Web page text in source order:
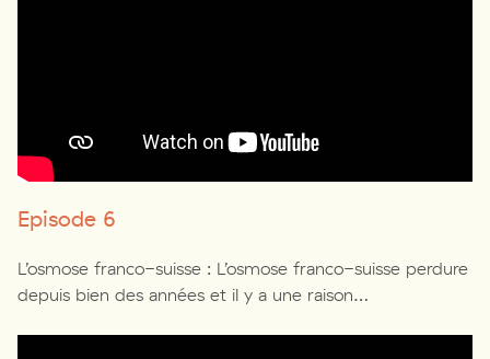
Episode 6
L’osmose franco-suisse : L’osmose franco-suisse perdure
depuis bien des années et il y a une raison…